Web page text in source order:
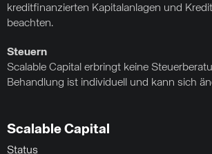
kreditfinanzierten Kapitalanlagen und
beachten.
Steuern
Scalable Capital erbringt keine
Behandlung ist individuell und kann sich
Scalable Capital
Status